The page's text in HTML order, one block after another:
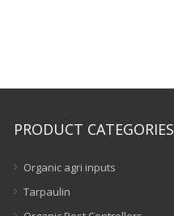
PRODUCT CATEGORIES
Organic agri inputs
Tarpaulin